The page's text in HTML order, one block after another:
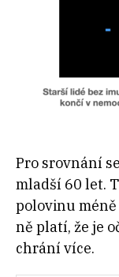
Pro srovnání
mladší 60 let.
polovinu
ně platí, že je
chrání více.